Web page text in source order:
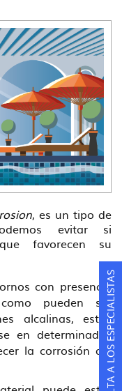
, es un tipo de
evitar si
favorecen su
con presencia
pueden ser
alcalinas, estos
en determinados
la corrosión delCONSULTA A LOS ESPECIALISTAS